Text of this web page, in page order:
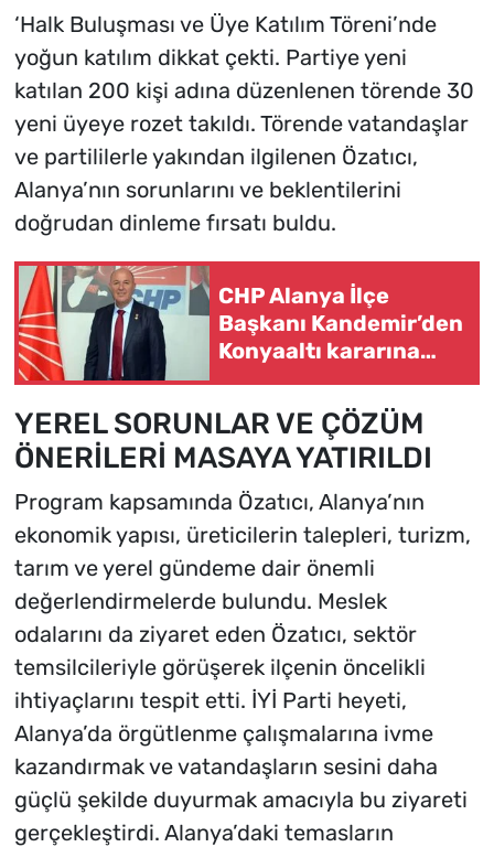
‘Halk Buluşması ve Üye Katılım Töreni’nde
yoğun katılım dikkat çekti. Partiye yeni
katılan 200 kişi adına düzenlenen törende 30
yeni üyeye rozet takıldı. Törende vatandaşlar
ve partililerle yakından ilgilenen Özatıcı,
Alanya’nın sorunlarını ve beklentilerini
doğrudan dinleme fırsatı buldu.
CHP Alanya İlçe
Başkanı Kandemir’den
Konyaaltı kararına
iradesine saygı
gösterilmeli”
YEREL SORUNLAR VE ÇÖZÜM
ÖNERİLERİ MASAYA YATIRILDI
Program kapsamında Özatıcı, Alanya’nın
ekonomik yapısı, üreticilerin talepleri, turizm,
tarım ve yerel gündeme dair önemli
değerlendirmelerde bulundu. Meslek
odalarını da ziyaret eden Özatıcı, sektör
temsilcileriyle görüşerek ilçenin öncelikli
ihtiyaçlarını tespit etti. İYİ Parti heyeti,
Alanya’da örgütlenme çalışmalarına ivme
kazandırmak ve vatandaşların sesini daha
güçlü şekilde duyurmak amacıyla bu ziyareti
gerçekleştirdi. Alanya’daki temasların